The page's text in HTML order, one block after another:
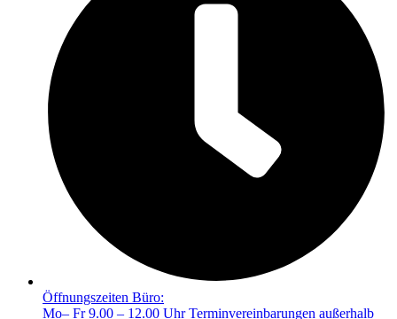
Öffnungszeiten Büro:
Mo– Fr 9.00 – 12.00 Uhr Terminvereinbarungen außerhalb